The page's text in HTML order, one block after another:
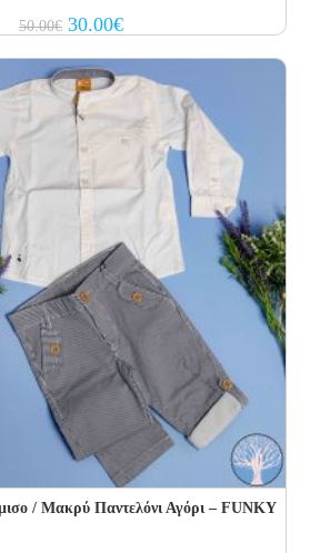
50.00€ Original
price
50.00€.
30.00€Current
price
/ Μακρύ Παντελόνι Αγόρι – FUNKY